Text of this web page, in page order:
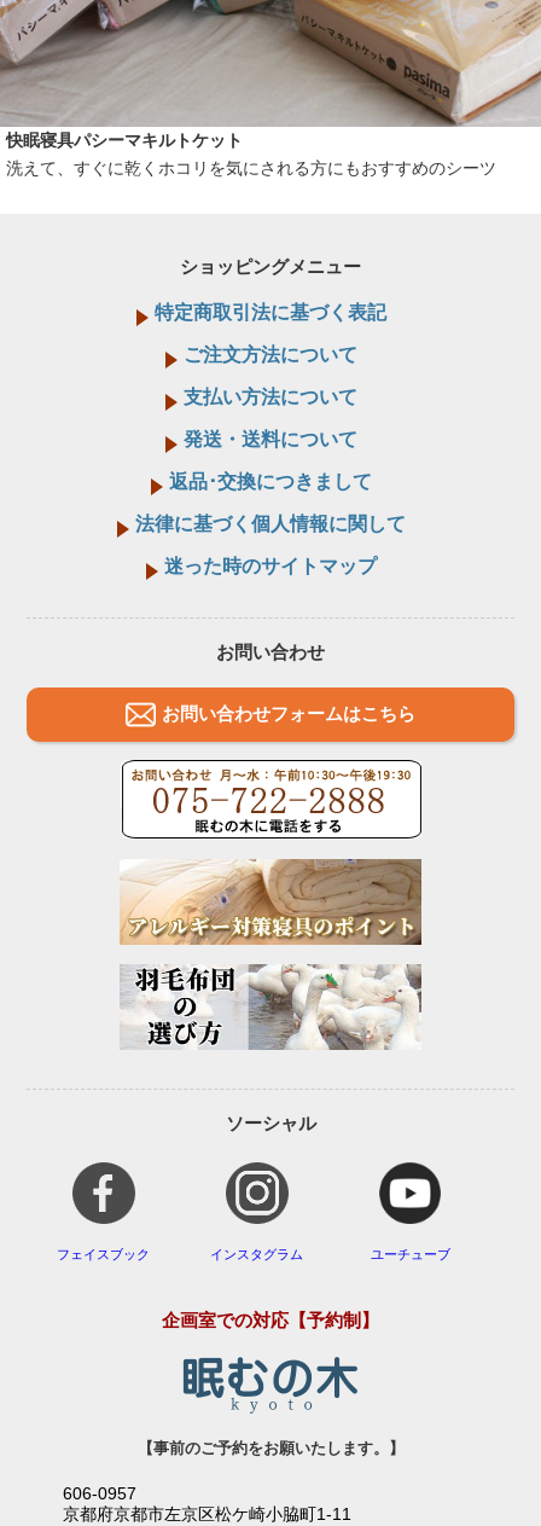
快眠寝具パシーマキルトケット
洗えて、すぐに乾くホコリを気にされる方にもおすすめのシーツ
ショッピングメニュー
特定商取引法に基づく表記
ご注文方法について
支払い方法について
発送・送料について
返品･交換につきまして
法律に基づく個人情報に関して
迷った時のサイトマップ
お問い合わせ
お問い合わせフォームはこちら
ソーシャル
フェイスブック インスタグラム ユーチューブ
企画室での対応【予約制】
【事前のご予約をお願いたします。】
606-0957
京都府京都市左京区松ケ崎小脇町1-11